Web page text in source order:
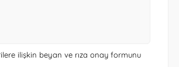
ilişkin beyan ve rıza onay formunu